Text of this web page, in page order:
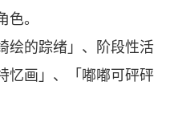
。
绘的踪绪」、阶段性活
忆画」、「嘟嘟可砰砰